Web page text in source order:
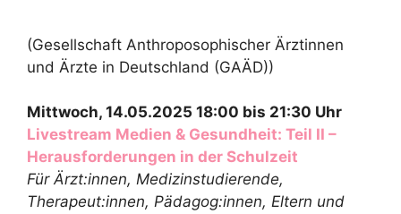
(Gesellschaft Anthroposophischer Ärztinnen
und Ärzte in Deutschland (GAÄD))
Mittwoch, 14.05.2025 18:00 bis 21:30 Uhr
Livestream Medien & Gesundheit: Teil II –
Herausforderungen in der Schulzeit
Für Ärzt:innen, Medizinstudierende,
Therapeut:innen, Pädagog:innen, Eltern und